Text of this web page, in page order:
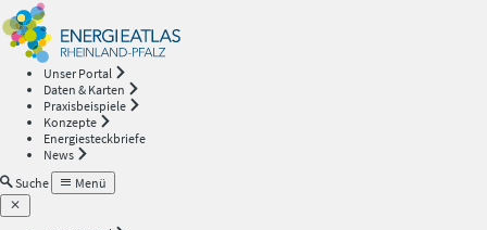
Unser Portal
Daten & Karten
Praxisbeispiele
Konzepte
Energiesteckbriefe
News
Suche
Menü